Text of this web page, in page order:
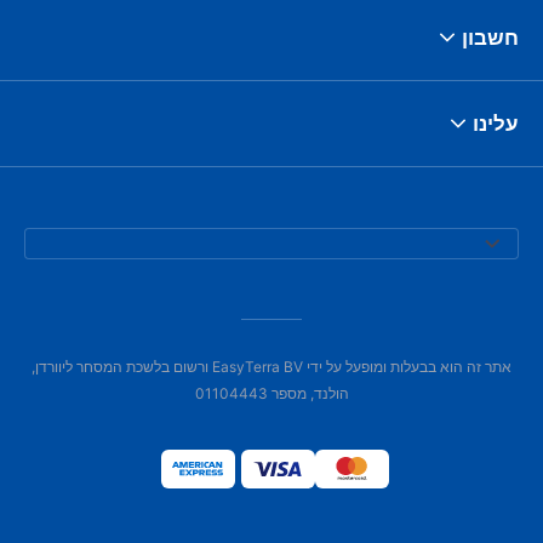
חשבון
עלינו
אתר זה הוא בבעלות ומופעל על ידי EasyTerra BV ורשום בלשכת המסחר ליוורדן,
הולנד, מספר 01104443